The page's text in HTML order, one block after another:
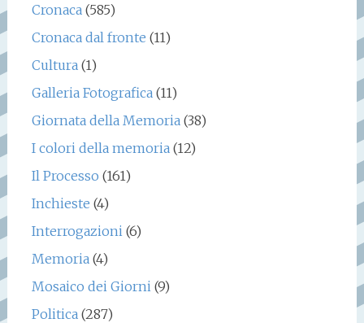
Cronaca(585)
Cronaca dal fronte (11)
Cultura(1)
Galleria Fotografica(11)
Giornata della Memoria(38)
I colori della memoria(12)
Il Processo (161)
Inchieste (4)
Interrogazioni(6)
Memoria(4)
Mosaico dei Giorni(9)
Politica(287)